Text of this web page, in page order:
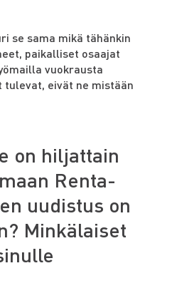
se sama mikä tähänkin
paikalliset osaajat
vuokrausta
eivät ne mistään
on hiljattain
Renta-
uudistus on
Minkälaiset